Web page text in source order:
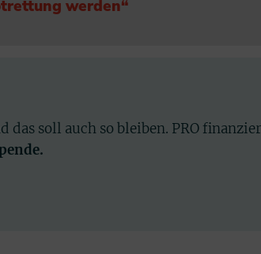
werden“
soll auch so bleiben. PRO